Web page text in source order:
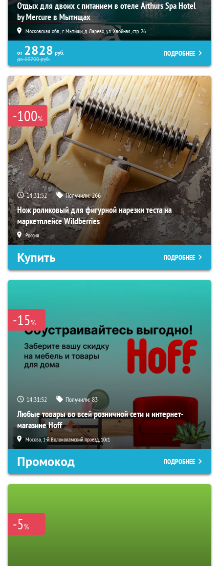
Отдых для двоих с питанием в отеле Arthurs Spa Hotel
by Mercure в Мытищах
Московская обл., г. Мытищи, д. Ларево, ул. Хвойная, стр. 26
от 2828 руб.
до65700руб.
ПОДРОБНЕЕ
-100%
14:31:51 Получили:266
Нож роликовый для фигурной нарезки теста на
маркетплейсе Wildberries
Россия
Купить ПОДРОБНЕЕ
-15%
14:31:51 Получили:83
Любые товары во всей розничной сети и интернет-
магазине Hoff
Москва, 1-й Волоколамский проезд, 10с1
Промокод ПОДРОБНЕЕ
-5%